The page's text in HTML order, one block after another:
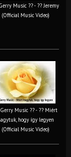
Music ?? - ?? Jeremy
(Official Music Video)
Music ?? - ?? Miért
hogy így legyen
(Official Music Video)